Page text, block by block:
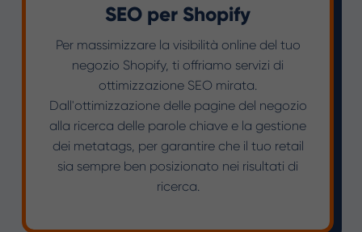
SEO per Shopify
Per massimizzare la visibilità online del tuo
negozio Shopify, ti offriamo servizi di
ottimizzazione SEO mirata.
Dall'ottimizzazione delle pagine del negozio
alla ricerca delle parole chiave e la gestione
dei metatags, per garantire che il tuo retail
sia sempre ben posizionato nei risultati di
ricerca.